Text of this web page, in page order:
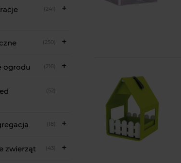
(241)
(250)
ogrodu (218)
(52)
(18)
zwierząt (43)